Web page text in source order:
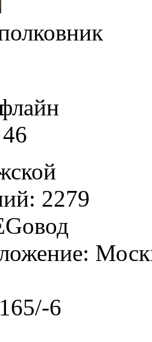
2279
6